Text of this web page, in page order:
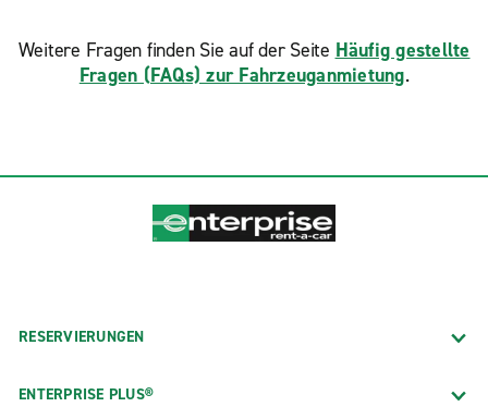
Weitere Fragen finden Sie auf der Seite Häufig gestellte
Fragen (FAQs) zur Fahrzeuganmietung.
RESERVIERUNGEN
ENTERPRISE PLUS®